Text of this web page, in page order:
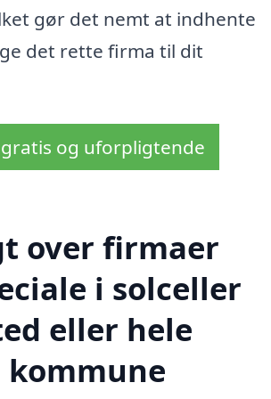
gør det nemt at indhente
det rette firma til dit
og uforpligtende
over firmaer
i solceller
eller hele
kommune